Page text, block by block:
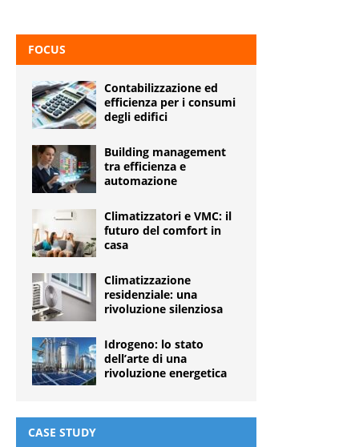
FOCUS
Contabilizzazione ed
efficienza per i consumi
degli edifici
Building management
tra efficienza e
automazione
Climatizzatori e VMC: il
futuro del comfort in
casa
Climatizzazione
residenziale: una
rivoluzione silenziosa
Idrogeno: lo stato
dell’arte di una
rivoluzione energetica
CASE STUDY